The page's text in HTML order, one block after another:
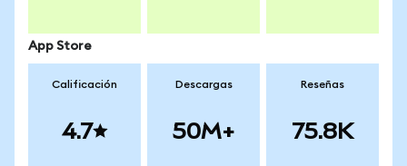
App Store
Calificación
4.7
Descargas
50M+
Reseñas
75.8K